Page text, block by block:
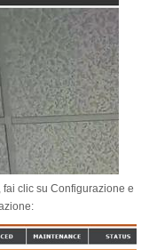
clic su Configurazione e